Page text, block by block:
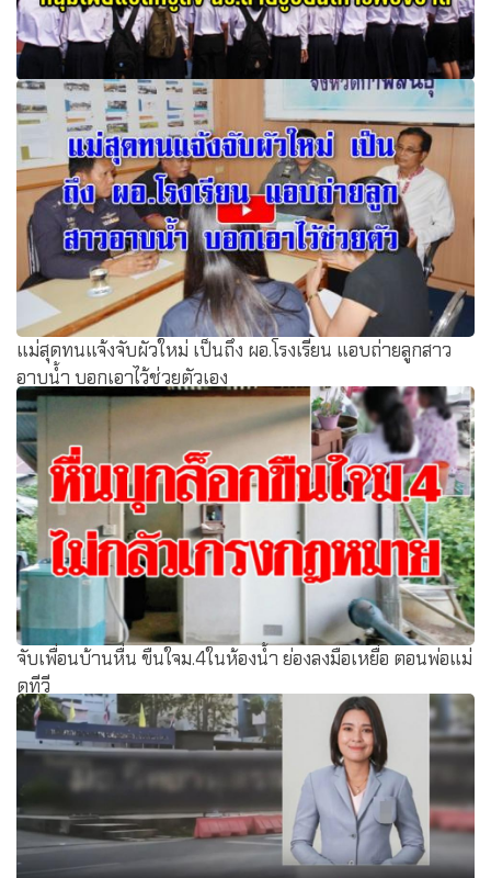
วิจารณ์สนั่น! หนุ่มเผยแชตครูสั่ง นร.ถ่ายรูปยืนเคารพธงชาติ
ชาวเน็ตติง ไร้สาระ ทำการศึกษาไทยล้าหลัง
แม่สุดทนแจ้งจับผัวใหม่ เป็นถึง ผอ.โรงเรียน แอบถ่ายลูกสาว
อาบน้ำ บอกเอาไว้ช่วยตัวเอง
จับเพื่อนบ้านหื่น ขืนใจม.4ในห้องนํ้า ย่องลงมือเหยื่อ ตอนพ่อแม่
ดูทีวี